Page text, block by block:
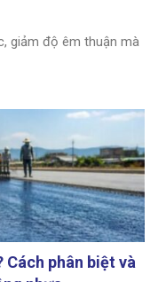
giảm độ êm thuận mà
phân biệt và